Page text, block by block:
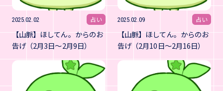
2025.02.02 占い
【山脈】ほしてん。からのお
告げ（2月3日～2月9日）
2025.02.09 占い
【山脈】ほしてん。からのお
告げ（2月10日～2月16日）